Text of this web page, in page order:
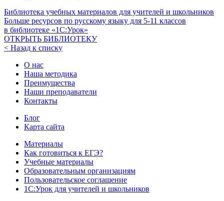
Библиотека учебных материалов для учителей и школьников
Больше ресурсов по русскому языку для 5-11 классов
в библиотеке «1С:Урок»
ОТКРЫТЬ БИБЛИОТЕКУ
< Назад к списку
О нас
Наша методика
Преимущества
Наши преподаватели
Контакты
Блог
Карта сайта
Материалы
Как готовиться к ЕГЭ?
Учебные материалы
Образовательным организациям
Пользовательское соглашение
1С:Урок для учителей и школьников